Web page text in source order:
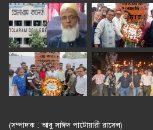
(সম্পাদক : আবু সাঈদ পাটোয়ারী রাসেল)